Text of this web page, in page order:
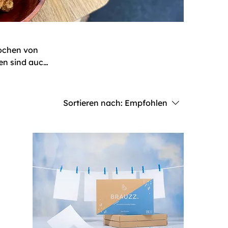
von
sind auch
Alles
Produkte
Sortieren nach: Empfohlen